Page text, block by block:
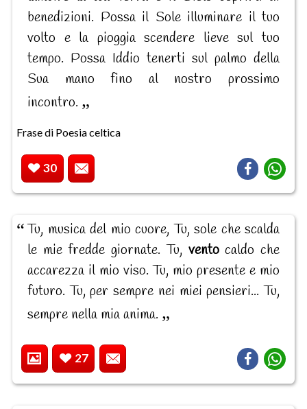
benedizioni. Possa il Sole illuminare il tuo
volto e la pioggia scendere lieve sul tuo
tempo. Possa Iddio tenerti sul palmo della
Sua mano fino al nostro prossimo
incontro.
Frase di Poesia celtica
30
Tu, musica del mio cuore, Tu, sole che scalda
le mie fredde giornate. Tu, ventocaldo che
accarezza il mio viso. Tu, mio presente e mio
futuro. Tu, per sempre nei miei pensieri... Tu,
sempre nella mia anima.
27